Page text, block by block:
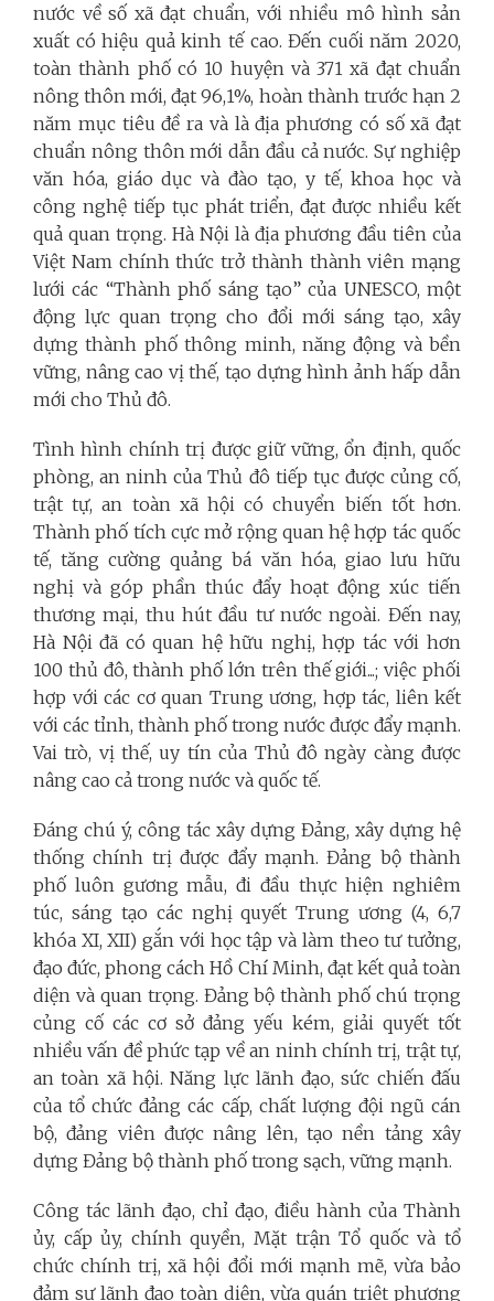
nước về số xã đạt chuẩn, với nhiều mô hình sản
xuất có hiệu quả kinh tế cao. Đến cuối năm 2020,
toàn thành phố có 10 huyện và 371 xã đạt chuẩn
nông thôn mới, đạt 96,1%, hoàn thành trước hạn 2
năm mục tiêu đề ra và là địa phương có số xã đạt
chuẩn nông thôn mới dẫn đầu cả nước. Sự nghiệp
văn hóa, giáo dục và đào tạo, y tế, khoa học và
công nghệ tiếp tục phát triển, đạt được nhiều kết
quả quan trọng. Hà Nội là địa phương đầu tiên của
Việt Nam chính thức trở thành thành viên mạng
lưới các “Thành phố sáng tạo” của UNESCO, một
động lực quan trọng cho đổi mới sáng tạo, xây
dựng thành phố thông minh, năng động và bền
vững, nâng cao vị thế, tạo dựng hình ảnh hấp dẫn
mới cho Thủ đô.
Tình hình chính trị được giữ vững, ổn định, quốc
phòng, an ninh của Thủ đô tiếp tục được củng cố,
trật tự, an toàn xã hội có chuyển biến tốt hơn.
Thành phố tích cực mở rộng quan hệ hợp tác quốc
tế, tăng cường quảng bá văn hóa, giao lưu hữu
nghị và góp phần thúc đẩy hoạt động xúc tiến
thương mại, thu hút đầu tư nước ngoài. Đến nay,
Hà Nội đã có quan hệ hữu nghị, hợp tác với hơn
100 thủ đô, thành phố lớn trên thế giới...; việc phối
hợp với các cơ quan Trung ương, hợp tác, liên kết
với các tỉnh, thành phố trong nước được đẩy mạnh.
Vai trò, vị thế, uy tín của Thủ đô ngày càng được
nâng cao cả trong nước và quốc tế.
Đáng chú ý, công tác xây dựng Đảng, xây dựng hệ
thống chính trị được đẩy mạnh. Đảng bộ thành
phố luôn gương mẫu, đi đầu thực hiện nghiêm
túc, sáng tạo các nghị quyết Trung ương (4, 6,7
khóa XI, XII) gắn với học tập và làm theo tư tưởng,
đạo đức, phong cách Hồ Chí Minh, đạt kết quả toàn
diện và quan trọng. Đảng bộ thành phố chú trọng
củng cố các cơ sở đảng yếu kém, giải quyết tốt
nhiều vấn đề phức tạp về an ninh chính trị, trật tự,
an toàn xã hội. Năng lực lãnh đạo, sức chiến đấu
của tổ chức đảng các cấp, chất lượng đội ngũ cán
bộ, đảng viên được nâng lên, tạo nền tảng xây
dựng Đảng bộ thành phố trong sạch, vững mạnh.
Công tác lãnh đạo, chỉ đạo, điều hành của Thành
ủy, cấp ủy, chính quyền, Mặt trận Tổ quốc và tổ
chức chính trị, xã hội đổi mới mạnh mẽ, vừa bảo
đảm sự lãnh đạo toàn diện, vừa quán triệt phương